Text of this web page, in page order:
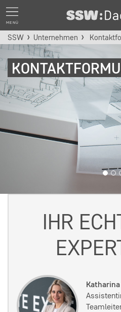
MENÜ
SSW Unternehmen
IHR